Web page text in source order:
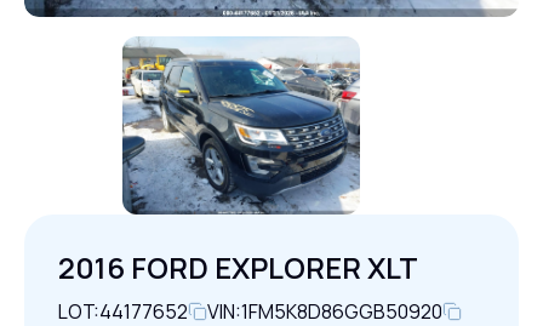
2016 FORD EXPLORER XLT
LOT:44177652 VIN:1FM5K8D86GGB50920